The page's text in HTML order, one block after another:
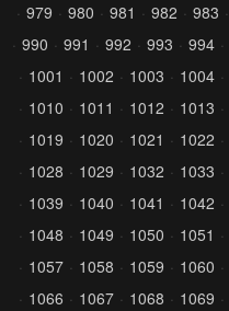
979
980 981 982 983
990
991 992 993 994
1001
1002 1003 1004
1010
1011 1012 1013
1019
1020 1021 1022
1028
1029 1032 1033
1039
1040 1041 1042
1048
1049 1050 1051
1057
1058 1059 1060
1066
1067 1068 1069